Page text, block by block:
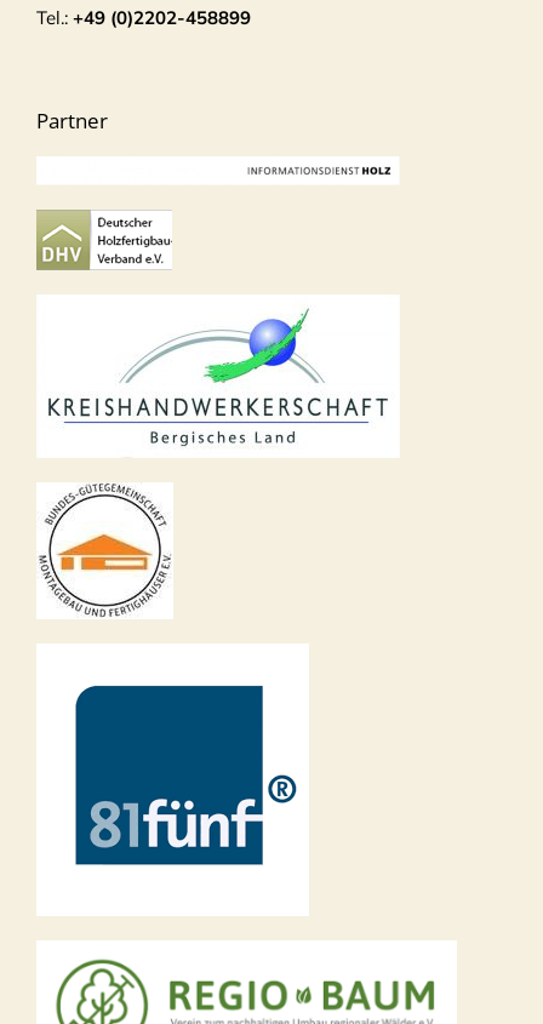
Tel.: +49 (0)2202-458899
Partner